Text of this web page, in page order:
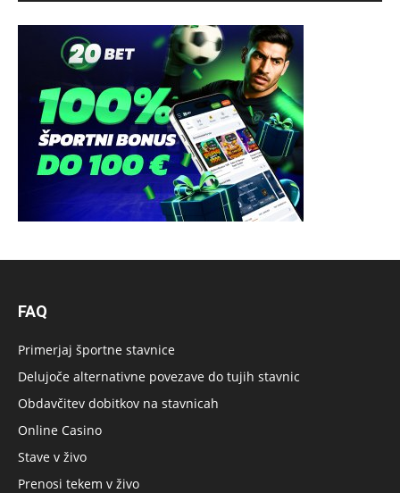
FAQ
Primerjaj športne stavnice
Delujoče alternativne povezave do tujih stavnic
Obdavčitev dobitkov na stavnicah
Online Casino
Stave v živo
Prenosi tekem v živo